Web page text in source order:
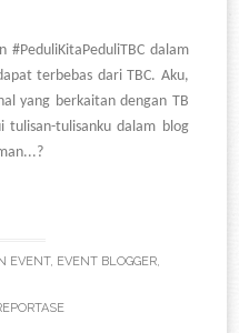
#PeduliKitaPeduliTBC dalam
terbebas dari TBC. Aku,
yang berkaitan dengan TB
tulisan-tulisanku dalam blog
EVENT, EVENT BLOGGER,